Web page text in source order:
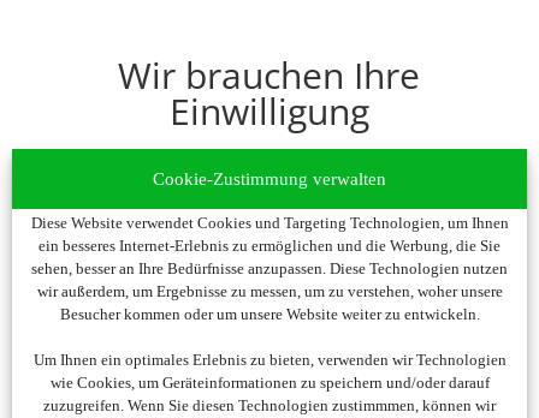
Cookie-Zustimmung verwalten
Diese Website verwendet Cookies und Targeting Technologien, um Ihnen
ein besseres Internet-Erlebnis zu ermöglichen und die Werbung, die Sie
sehen, besser an Ihre Bedürfnisse anzupassen. Diese Technologien nutzen
wir außerdem, um Ergebnisse zu messen, um zu verstehen, woher unsere
Besucher kommen oder um unsere Website weiter zu entwickeln.
Um Ihnen ein optimales Erlebnis zu bieten, verwenden wir Technologien
wie Cookies, um Geräteinformationen zu speichern und/oder darauf
zuzugreifen. Wenn Sie diesen Technologien zustimmmen, können wir
Wir brauchen Ihre
Einwilligung
Um diesen Inhalt darzustellen, aktivieren Sie bitte
die Cookies. Es werden ggf. personenbezogene
Daten verarbeitet.
Cookies akzeptieren